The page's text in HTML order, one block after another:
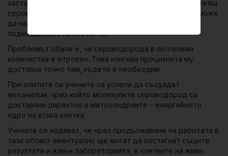
застаряващите клетки със специален химикал, съдържащ
сероводород (H
S), броят на свързващите фактори може
да нарасне отново. Това от своя страна води до
подмладяване на клетките.
Проблемът обаче е, че сероводорода в по-големи
количества е отровен. Това изисква прецизната му
доставка точно там, където е необходим.
При опитите си учените са успели да създадат
механизъм, чрез който молекулите сероводород са
доставяни директно в митохондриите – енергийното
ядро на всяка клетка.
Учените се надяват, че чрез продължаване на работата в
тази област евентуално ще могат да постигнат същите
резултати и извън лабораторията, в клетките на живи